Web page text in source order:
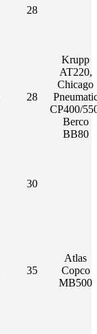
28
28
Krupp
AT220,
Chicago
CP400/
Berco
BB80
30
35
Atlas
Copco
MB500